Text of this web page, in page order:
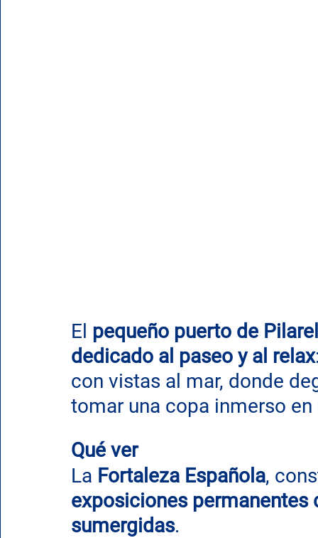
El pequeño puerto de
dedicado al paseo y al relax
con vistas al mar, donde
tomar una copa inmerso
Qué ver
La Fortaleza Española,
exposiciones
sumergidas.